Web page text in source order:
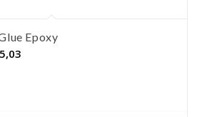
Epoxy
Preisspanne: